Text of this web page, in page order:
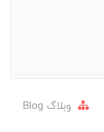
وبلاگ Blog